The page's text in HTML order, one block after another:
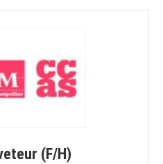
(F/H)